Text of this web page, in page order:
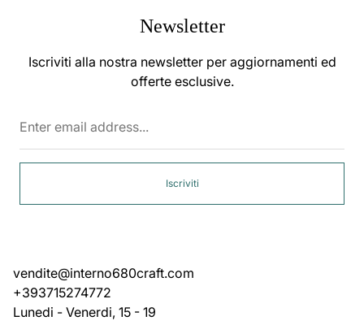
Newsletter
Iscriviti alla nostra newsletter per aggiornamenti ed
offerte esclusive.
Iscriviti
vendite@interno680craft.com
+393715274772
Lunedi - Venerdi, 15 - 19